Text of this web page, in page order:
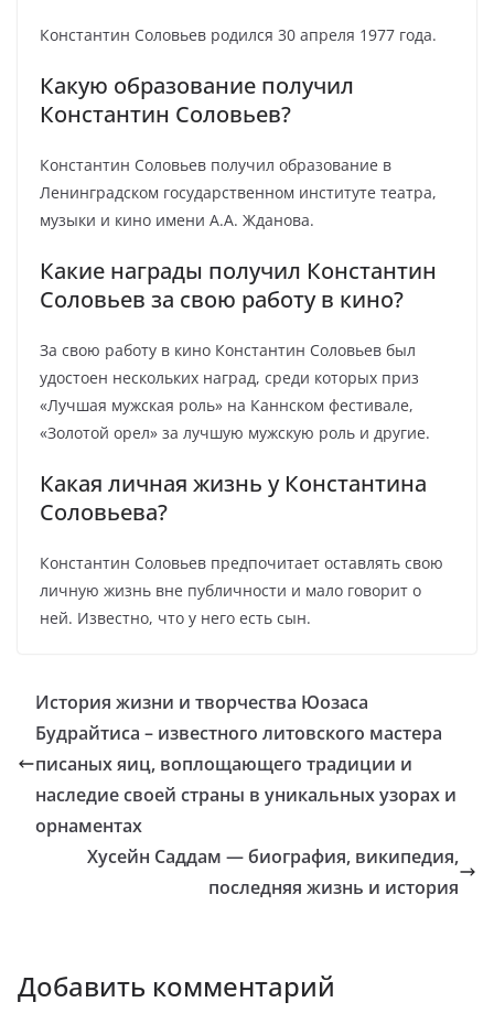
Константин Соловьев родился 30 апреля 1977 года.
Какую образование получил
Константин Соловьев?
Константин Соловьев получил образование в
Ленинградском государственном институте театра,
музыки и кино имени А.А. Жданова.
Какие награды получил Константин
Соловьев за свою работу в кино?
За свою работу в кино Константин Соловьев был
удостоен нескольких наград, среди которых приз
«Лучшая мужская роль» на Каннском фестивале,
«Золотой орел» за лучшую мужскую роль и другие.
Какая личная жизнь у Константина
Соловьева?
Константин Соловьев предпочитает оставлять свою
личную жизнь вне публичности и мало говорит о
ней. Известно, что у него есть сын.
История жизни и творчества Юозаса
Будрайтиса – известного литовского мастера
писаных яиц, воплощающего традиции и
наследие своей страны в уникальных узорах и
орнаментах
Хусейн Саддам — биография, википедия,
последняя жизнь и история
Добавить комментарий